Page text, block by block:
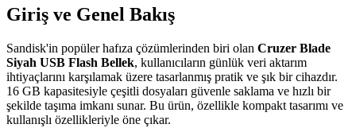
Giriş ve Genel Bakış
Sandisk'in popüler hafıza çözümlerinden biri olan Cruzer Blade
Siyah USB Flash Bellek, kullanıcıların günlük veri aktarım
ihtiyaçlarını karşılamak üzere tasarlanmış pratik ve şık bir cihazdır.
16 GB kapasitesiyle çeşitli dosyaları güvenle saklama ve hızlı bir
şekilde taşıma imkanı sunar. Bu ürün, özellikle kompakt tasarımı ve
kullanışlı özellikleriyle öne çıkar.